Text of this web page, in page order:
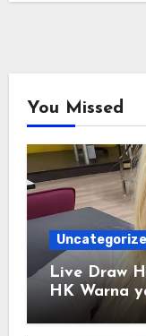
You Missed
Live Draw
HK Warna
Membaca